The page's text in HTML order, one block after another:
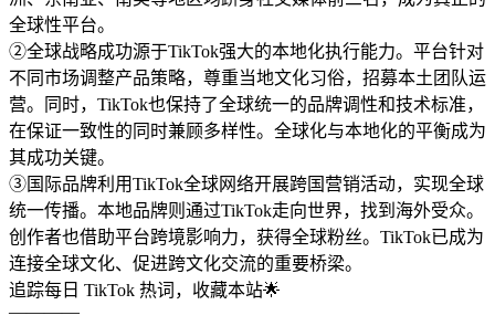
全球性平台。
②全球战略成功源于TikTok强大的本地化执行能力。平台针对
不同市场调整产品策略，尊重当地文化习俗，招募本土团队运
营。同时，TikTok也保持了全球统一的品牌调性和技术标准，
在保证一致性的同时兼顾多样性。全球化与本地化的平衡成为
其成功关键。
③国际品牌利用TikTok全球网络开展跨国营销活动，实现全球
统一传播。本地品牌则通过TikTok走向世界，找到海外受众。
创作者也借助平台跨境影响力，获得全球粉丝。TikTok已成为
连接全球文化、促进跨文化交流的重要桥梁。
追踪每日 TikTok 热词，收藏本站🌟
————